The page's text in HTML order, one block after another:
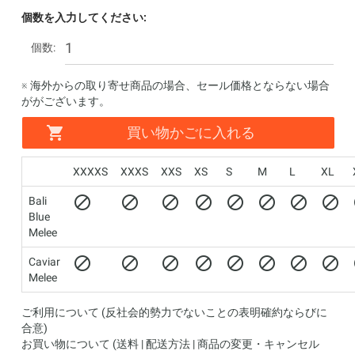
個数を入力してください:
個数:
※ 海外からの取り寄せ商品の場合、セール価格とならない場合
ががございます。
買い物かごに入れる
XXXXS XXXS XXS XS S M L XL
Bali
Blue
Melee
Caviar
Melee
ご利用について (反社会的勢力でないことの表明確約ならびに
合意)
お買い物について (送料 | 配送方法 | 商品の変更・キャンセル